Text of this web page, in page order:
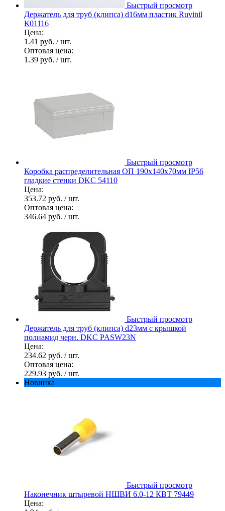
Быстрый просмотр
Держатель для труб (клипса) d16мм пластик Ruvinil
К01116
Цена:
1.41 руб. / шт.
Оптовая цена:
1.39 руб. / шт.
Быстрый просмотр
Коробка распределительная ОП 190х140х70мм IP56
гладкие стенки DKC 54110
Цена:
353.72 руб. / шт.
Оптовая цена:
346.64 руб. / шт.
Быстрый просмотр
Держатель для труб (клипса) d23мм с крышкой
полиамид черн. DKC PASW23N
Цена:
234.62 руб. / шт.
Оптовая цена:
229.93 руб. / шт.
Новинка
Быстрый просмотр
Наконечник штыревой НШВИ 6.0-12 КВТ 79449
Цена: